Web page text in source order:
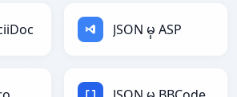
JSON မှ ASP